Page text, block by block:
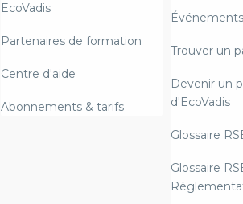
EcoVadis
Partenaires de formation
Centre d'aide
Abonnements & tarifs
Trouver un
Devenir un
d'EcoVadis
Glossaire
Glossaire